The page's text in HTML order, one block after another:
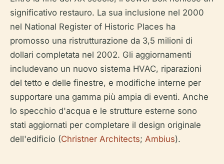
significativo restauro. La sua inclusione nel 2000
nel National Register of Historic Places ha
promosso una ristrutturazione da 3,5 milioni di
dollari completata nel 2002. Gli aggiornamenti
includevano un nuovo sistema HVAC, riparazioni
del tetto e delle finestre, e modifiche interne per
supportare una gamma più ampia di eventi. Anche
lo specchio d'acqua e le strutture esterne sono
stati aggiornati per completare il design originale
dell'edificio (Christner Architects; Ambius).